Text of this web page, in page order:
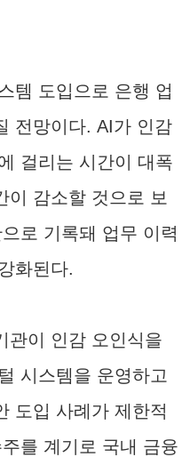
템 도입으로 은행 업
전망이다. AI가 인감
걸리는 시간이 대폭
이 감소할 것으로 보
로 기록돼 업무 이력
화된다.
관이 인감 오인식을
시스템을 운영하고
도입 사례가 제한적
를 계기로 국내 금융